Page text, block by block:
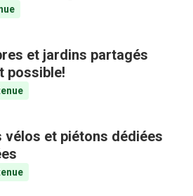
et jardins partagés
possible!
vélos et piétons dédiées